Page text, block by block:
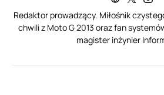
Redaktor prowadzący. Miłośnik
chwili z Moto G 2013 oraz fan
magister inżynier